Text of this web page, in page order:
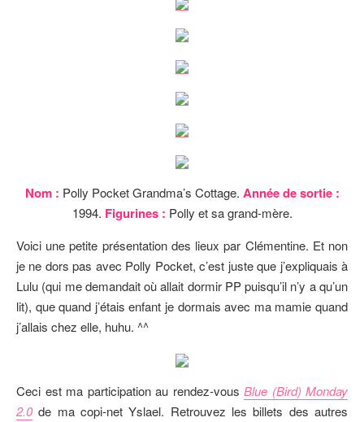
Nom : Polly Pocket Grandma’s Cottage. Année de sortie :
1994. Figurines : Polly et sa grand-mère.
Voici une petite présentation des lieux par Clémentine. Et non
je ne dors pas avec Polly Pocket, c’est juste que j’expliquais à
Lulu (qui me demandait où allait dormir PP puisqu’il n’y a qu’un
lit), que quand j’étais enfant je dormais avec ma mamie quand
j’allais chez elle, huhu. ^^
Ceci est ma participation au rendez-vous Blue (Bird) Monday
2.0 de ma copi-net Yslael. Retrouvez les billets des autres